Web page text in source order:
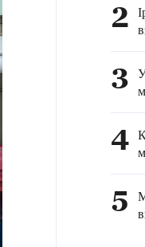
2
3
4
5